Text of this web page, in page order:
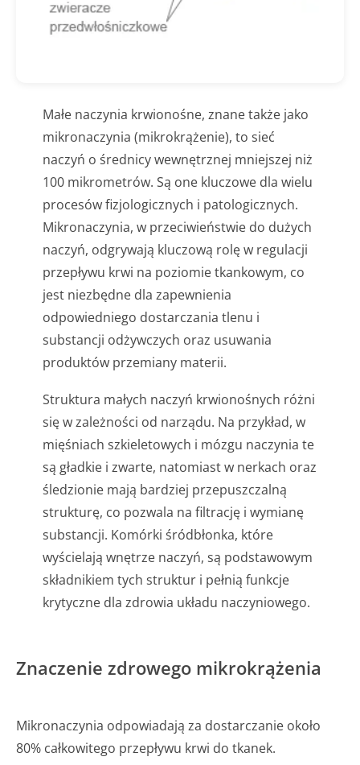
Małe naczynia krwionośne, znane także jako
mikronaczynia (mikrokrążenie), to sieć
naczyń o średnicy wewnętrznej mniejszej niż
100 mikrometrów. Są one kluczowe dla wielu
procesów fizjologicznych i patologicznych.
Mikronaczynia, w przeciwieństwie do dużych
naczyń, odgrywają kluczową rolę w regulacji
przepływu krwi na poziomie tkankowym, co
jest niezbędne dla zapewnienia
odpowiedniego dostarczania tlenu i
substancji odżywczych oraz usuwania
produktów przemiany materii.
Struktura małych naczyń krwionośnych różni
się w zależności od narządu. Na przykład, w
mięśniach szkieletowych i mózgu naczynia te
są gładkie i zwarte, natomiast w nerkach oraz
śledzionie mają bardziej przepuszczalną
strukturę, co pozwala na filtrację i wymianę
substancji. Komórki śródbłonka, które
wyścielają wnętrze naczyń, są podstawowym
składnikiem tych struktur i pełnią funkcje
krytyczne dla zdrowia układu naczyniowego.
Znaczenie zdrowego mikrokrążenia
Mikronaczynia odpowiadają za dostarczanie około
80% całkowitego przepływu krwi do tkanek.